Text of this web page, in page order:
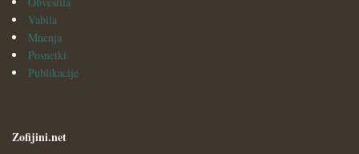
Vabila
Mnenja
Posnetki
Publikacije
Zofijini.net